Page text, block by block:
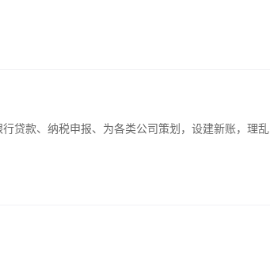
贷款、纳税申报、为各类公司策划，设建新账，理乱